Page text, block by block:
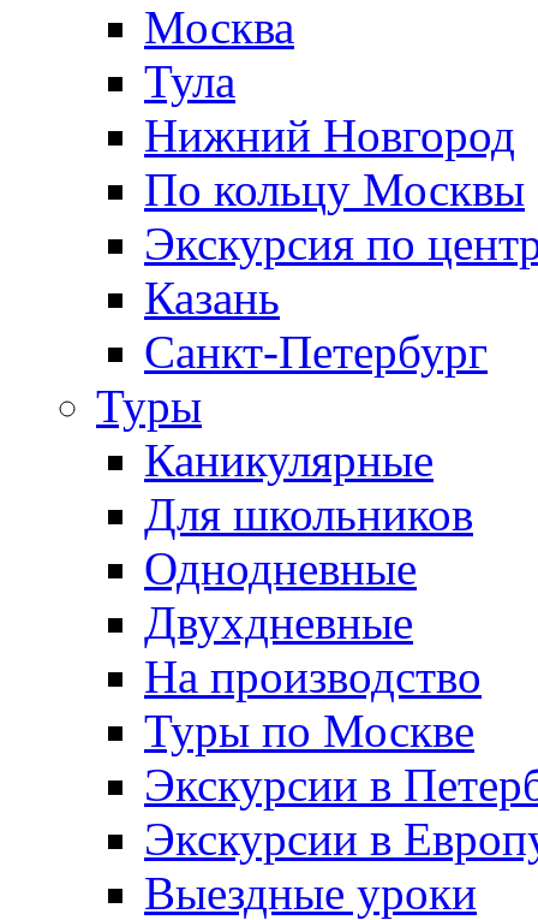
Москва
Тула
Нижний Новгород
По кольцу Москвы
Экскурсия по
Казань
Санкт-Петербург
Туры
Каникулярные
Для школьников
Однодневные
Двухдневные
На производство
Туры по Москве
Экскурсии в
Экскурсии в
Выездные уроки